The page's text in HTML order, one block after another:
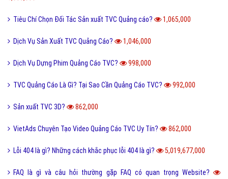
Tiêu Chí Chọn Đối Tác Sản xuất TVC Quảng cáo? 1,065,000
Dịch Vụ Sản Xuất TVC Quảng Cáo? 1,046,000
Dịch Vụ Dựng Phim Quảng Cáo TVC? 998,000
TVC Quảng Cáo Là Gì? Tại Sao Cần Quảng Cáo TVC? 992,000
Sản xuất TVC 3D? 862,000
VietAds Chuyên Tạo Video Quảng Cáo TVC Uy Tín? 862,000
Lỗi 404 là gì? Những cách khắc phục lỗi 404 là gì? 5,019,677,000
FAQ là gì và câu hỏi thường gặp FAQ có quan trọng Website?